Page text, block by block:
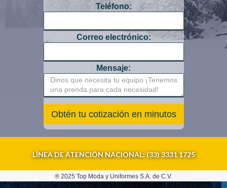
Teléfono:
Correo electrónico:
Mensaje:
LÍNEA DE ATENCIÓN NACIONAL: (33) 3331 1725
® 2025 Top Moda y Uniformes S.A. de C.V.